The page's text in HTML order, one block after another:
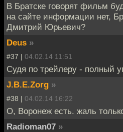
В Братске говорят фильм
на сайте информации нет,
Дмитрий Юрьевич?
Deus »
#37 | 04.02.14 11:51
Судя по трейлеру - полный
J.B.E.Zorg »
#38 | 04.02.14 16:22
О, Воронеж есть. жаль
Radioman07 »